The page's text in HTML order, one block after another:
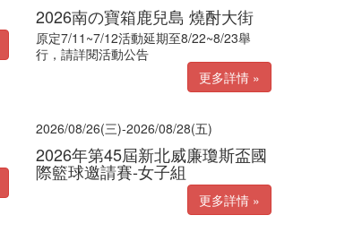
2026南の寶箱鹿兒島 燒酎大街
原定7/11~7/12活動延期至8/22~8/23舉
行，請詳閱活動公告
更多詳情 »
2026/08/26(三)-2026/08/28(五)
2026年第45屆新北威廉瓊斯盃國
際籃球邀請賽-女子組
更多詳情 »